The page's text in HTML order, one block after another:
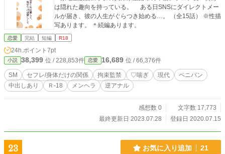
は隠れた趣向を持っている。 ある日SNSにダイレクトメー
ルが届き、彼の人生がぐらつき始める…。 （全15話） ※性描
写あります。 ＊続編あります。
恋愛 完結 短編 R18
24h.ポイント 7pt
小説 38,399 位 / 228,853件 恋愛 16,689 位 / 66,376件
SM セフレ/身体だけの関係 拘束監禁 ♡喘ぎ 現代
ペニバン
中出しあり
Ｒ-18 メンヘラ 逆アナル
感想数 0
文字数 17,773
最終更新日 2023.07.28
登録日 2020.07.15
23 お気に入り追加 21